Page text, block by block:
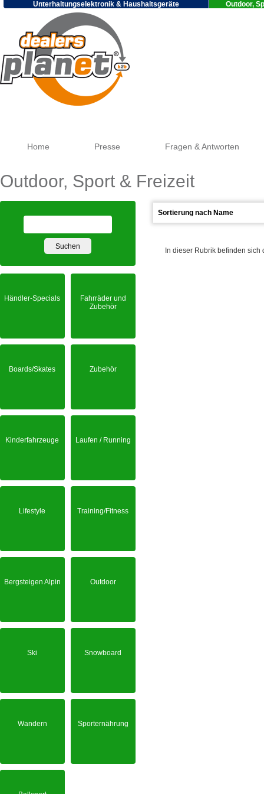
Unterhaltungselektronik & Haushaltsgeräte Outdoor,
Home Presse Fragen & Antworten
Outdoor, Sport & Freizeit
In dieser Rubrik befinden
Händler-Specials
Fahrräder und
Zubehör
Boards/Skates Zubehör
Kinderfahrzeuge Laufen / Running
Lifestyle Training/Fitness
Bergsteigen Alpin Outdoor
Ski Snowboard
Wandern Sporternährung